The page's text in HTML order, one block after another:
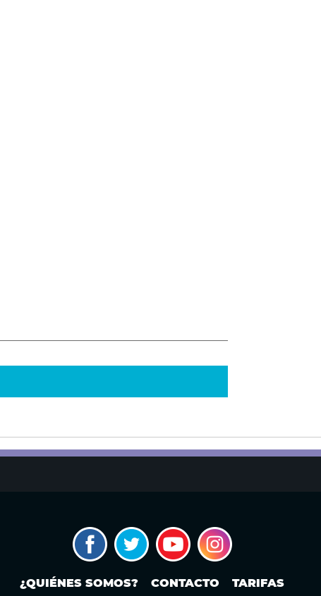
¿QUIÉNES SOMOS? CONTACTO TARIFAS